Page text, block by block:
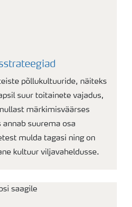
põllukultuuride, näiteks
suur toitainete vajadus,
märkimisväärses
annab suurema osa
mulda tagasi ning on
kultuur viljavaheldusse.